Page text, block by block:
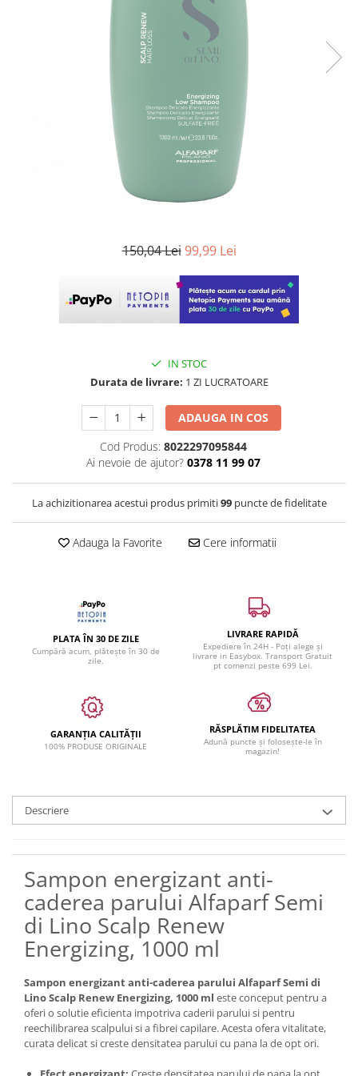
150,04 Lei 99,99 Lei
IN STOC
Durata de livrare: 1 ZI LUCRATOARE
ADAUGA IN COS
Cod Produs: 8022297095844
Ai nevoie de ajutor? 0378 11 99 07
La achizitionarea acestui produs primiti99puncte de fidelitate
Adauga la Favorite Cere informatii
PLATA ÎN 30 DE ZILE
Cumpără acum, plătește în 30 de
zile.
LIVRARE RAPIDĂ
Expediere în 24H - Poți alege și
livrare in Easybox. Transport Gratuit
pt comenzi peste 699 Lei.
GARANȚIA CALITĂȚII
100% PRODUSE ORIGINALE
RĂSPLĂTIM FIDELITATEA
Adună puncte și folosește-le în
magazin!
Descriere
Sampon energizant anti-
caderea parului Alfaparf Semi
di Lino Scalp Renew
Energizing, 1000 ml
Sampon energizant anti-caderea parului Alfaparf Semi di
Lino Scalp Renew Energizing, 1000 ml este conceput pentru a
oferi o solutie eficienta impotriva caderii parului si pentru
reechilibrarea scalpului si a fibrei capilare. Acesta ofera vitalitate,
curata delicat si creste densitatea parului cu pana la de opt ori.